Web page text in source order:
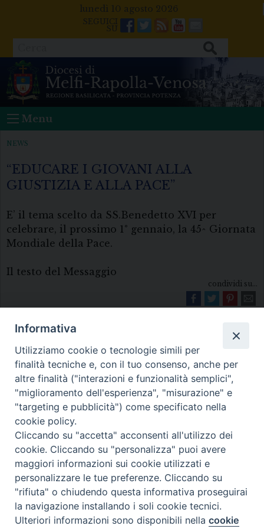
lunedì 10 agosto 2026
Facebook
Twitter
FeedsYoutube
Mail
Menu
NEWS
“EDUCARE I GIOVANI ALLA
GIUSTIZIA E ALLA PACE”
E’ il tema scelto da SS.Benedetto XVI per
celebrare, il prossimo 1° gennaio, la 45^ Giornata
Mondiale della Pace.
Il testo del Messaggio
condividi su...
Diocesi di Melfi Rapolla Venosa
• Largo Duomo, 12 - 85025 MELFI (PZ) •
Tel. 0972238604
PEC ufficiale della Diocesi:
diocesi.melfi_rapolla_venosa@legalmail.it
Preferenze Cookie
Informativa
Utilizziamo cookie o tecnologie simili per
finalità tecniche e, con il tuo consenso, anche per
altre finalità ("interazioni e funzionalità semplici",
"miglioramento dell'esperienza", "misurazione" e
"targeting e pubblicità") come specificato nella
cookie policy.
Cliccando su "accetta" acconsenti all'utilizzo dei
cookie. Cliccando su "personalizza" puoi avere
maggiori informazioni sui cookie utilizzati e
personalizzare le tue preferenze. Cliccando su
"rifiuta" o chiudendo questa informativa proseguirai
la navigazione installando i soli cookie tecnici.
Ulteriori informazioni sono disponibili nellacookie